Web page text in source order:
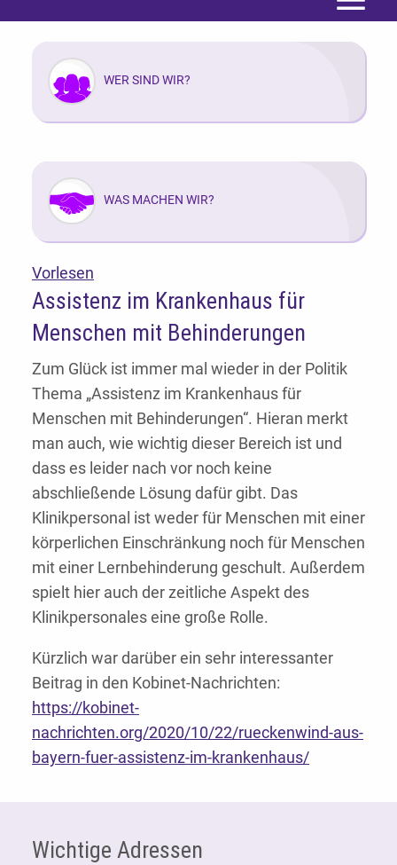
Menü
WER SIND WIR?
WAS MACHEN WIR?
Vorlesen
Assistenz im Krankenhaus für
Menschen mit Behinderungen
Zum Glück ist immer mal wieder in der Politik
Thema „Assistenz im Krankenhaus für
Menschen mit Behinderungen“. Hieran merkt
man auch, wie wichtig dieser Bereich ist und
dass es leider nach vor noch keine
abschließende Lösung dafür gibt. Das
Klinikpersonal ist weder für Menschen mit einer
körperlichen Einschränkung noch für Menschen
mit einer Lernbehinderung geschult. Außerdem
spielt hier auch der zeitliche Aspekt des
Klinikpersonales eine große Rolle.
Kürzlich war darüber ein sehr interessanter
Beitrag in den Kobinet-Nachrichten:
https://kobinet-
nachrichten.org/2020/10/22/rueckenwind-aus-
bayern-fuer-assistenz-im-krankenhaus/
Wichtige Adressen